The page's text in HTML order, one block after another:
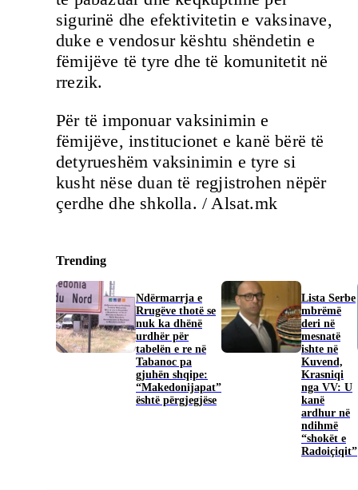
sigurinë dhe efektivitetin e vaksinave,
duke e vendosur kështu shëndetin e
fëmijëve të tyre dhe të komunitetit në
rrezik.
Për të imponuar vaksinimin e
fëmijëve, institucionet e kanë bërë të
detyrueshëm vaksinimin e tyre si
kusht nëse duan të regjistrohen nëpër
çerdhe dhe shkolla. / Alsat.mk
Trending
Ndërmarrja e
Rrugëve thotë se
nuk ka dhënë
urdhër për
tabelën e re në
Tabanoc pa
gjuhën shqipe:
“Makedonijapat”
është përgjegjëse
​Lista Serbe
mbrëmë
deri në
mesnatë
ishte në
Kuvend,
Krasniqi
nga VV: U
kanë
ardhur në
ndihmë
“shokët e
Radoiçiqit”